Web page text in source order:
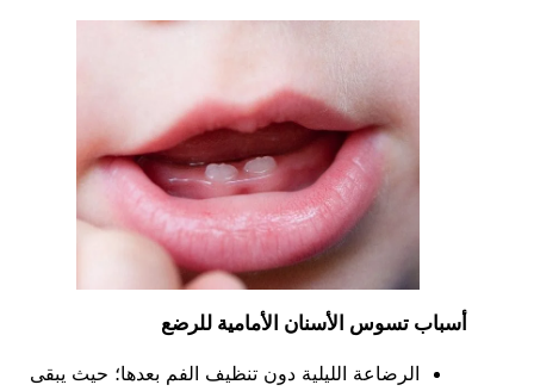
أسباب تسوس الأسنان الأمامية للرضع
الرضاعة الليلية دون تنظيف الفم بعدها؛ حيث يبقى